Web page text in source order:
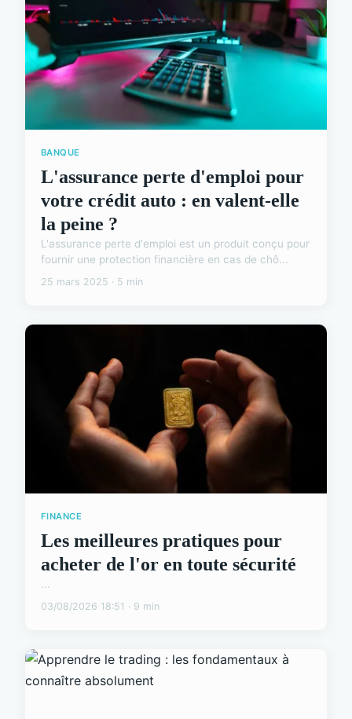
BANQUE
L'assurance perte d'emploi pour
votre crédit auto : en valent-elle
la peine ?
L'assurance perte d'emploi est un produit conçu pour
fournir une protection financière en cas de chô...
25 mars 2025 · 5 min
FINANCE
Les meilleures pratiques pour
acheter de l'or en toute sécurité
...
03/08/2026 18:51 · 9 min